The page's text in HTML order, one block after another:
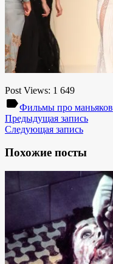
Post Views: 1 649
labelФильмы про маньяков
Предыдущая запись
Следующая запись
Похожие посты